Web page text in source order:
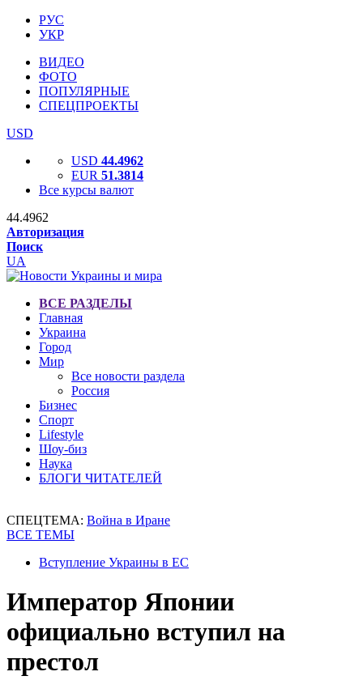
РУС
УКР
ВИДЕО
ФОТО
ПОПУЛЯРНЫЕ
СПЕЦПРОЕКТЫ
USD
USD 44.4962
EUR 51.3814
Все курсы валют
44.4962
Авторизация
Поиск
UA
ВСЕ РАЗДЕЛЫ
Главная
Украина
Город
Мир
Все новости раздела
Россия
Бизнес
Спорт
Lifestyle
Шоу-биз
Наука
БЛОГИ ЧИТАТЕЛЕЙ
СПЕЦТЕМА: Война в Иране
ВСЕ ТЕМЫ
Вступление Украины в ЕС
Император Японии
официально вступил на
престол